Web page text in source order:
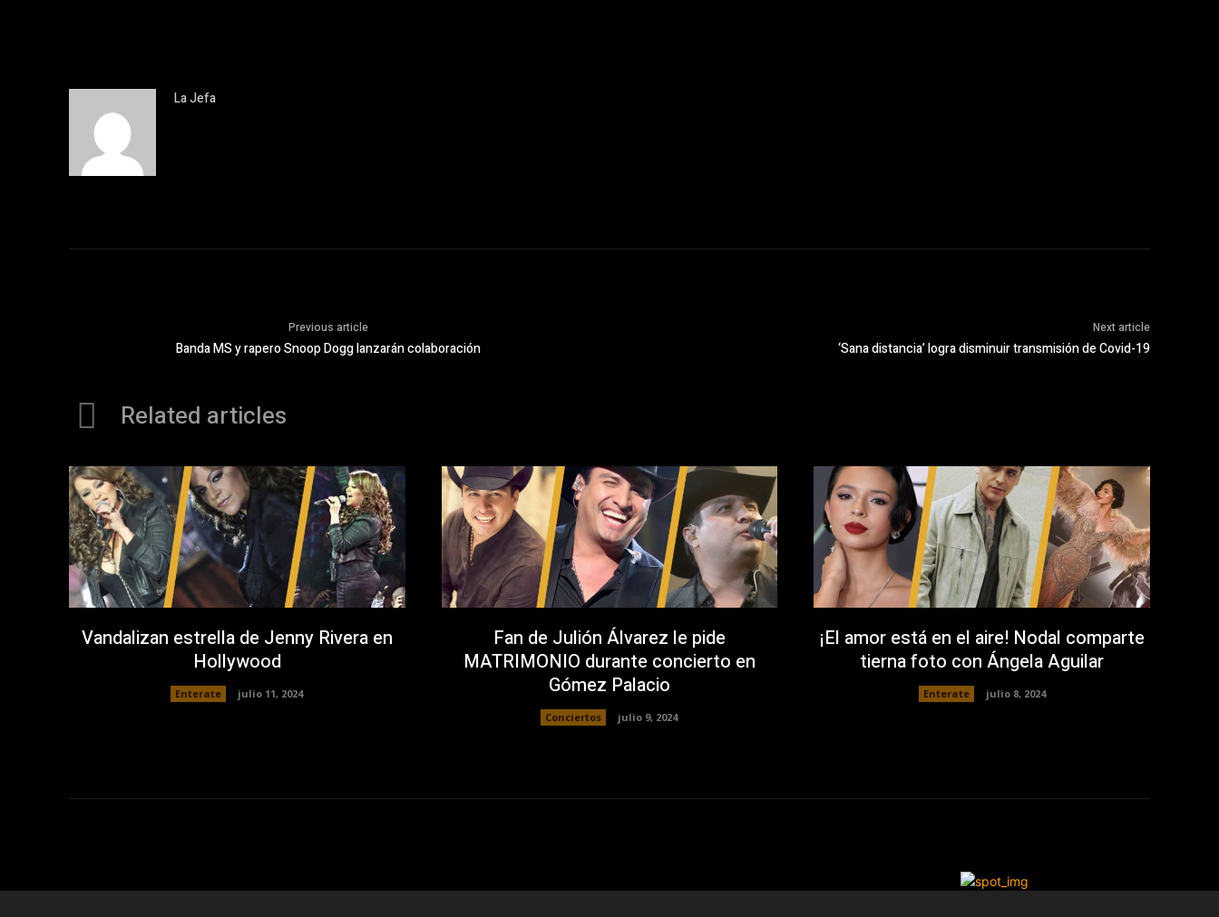
La Jefa
Previous article
Banda MS y rapero Snoop Dogg lanzarán colaboración
Next article
‘Sana distancia’ logra disminuir transmisión de Covid-19
Related articles
Vandalizan estrella de Jenny Rivera en
Hollywood
Enterate julio 11, 2024
Fan de Julión Álvarez le pide
MATRIMONIO durante concierto en
Gómez Palacio
Conciertos julio 9, 2024
¡El amor está en el aire! Nodal comparte
tierna foto con Ángela Aguilar
Enterate julio 8, 2024